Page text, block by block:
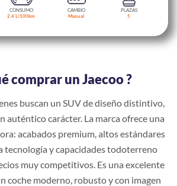
CONSUMO
2.4 L/100km
CAMBIO
Manual
PLAZAS
5
comprar un Jaecoo ?
buscan un SUV de diseño distintivo,
auténtico carácter. La marca ofrece una
acabados premium, altos estándares
tecnología y capacidades todoterreno
muy competitivos. Es una excelente
coche moderno, robusto y con imagen